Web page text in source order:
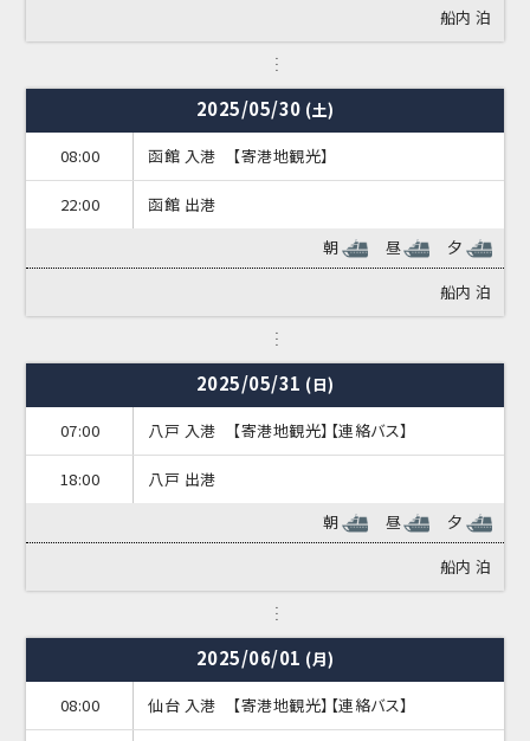
船内 泊
2025/05/30 (土)
08:00 函館 入港 【寄港地観光】
22:00
函館 出港
朝
昼
夕
船内 泊
2025/05/31 (日)
07:00 八戸 入港 【寄港地観光】【連絡バス】
18:00
八戸 出港
朝
昼
夕
船内 泊
2025/06/01 (月)
08:00 仙台 入港 【寄港地観光】【連絡バス】